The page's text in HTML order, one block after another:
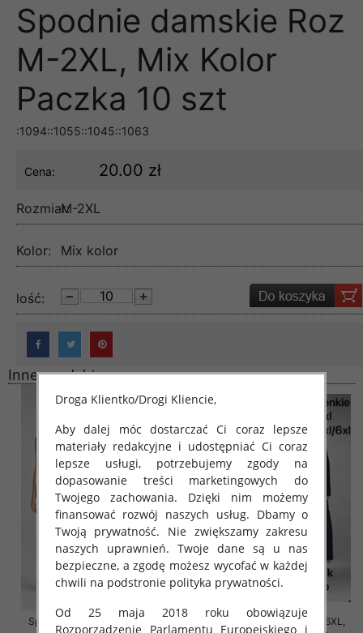
Spodnie damskie Roz
M-2XL, Mix Kolor
Paczka 10 szt
:1094::1055::1045::1063
Cena: 20.00 zł
Rozmiar:M-2XL
Kolor: Mix kolor
lość:
Inne produkty
Spodnie damskie Roz 2XL-6XL,
Spodnie damskie Roz 2XL-6XL,
Droga Klientko/Drogi Kliencie,
Aby dalej móc dostarczać Ci coraz lepsze
materiały redakcyjne i udostępniać Ci coraz
lepsze usługi, potrzebujemy zgody na
dopasowanie treści marketingowych do
Twojego zachowania. Dzięki nim możemy
finansować rozwój naszych usług. Dbamy o
Twoją prywatność. Nie zwiększamy zakresu
naszych uprawnień. Twoje dane są u nas
bezpieczne, a zgodę możesz wycofać w każdej
chwili na podstronie polityka prywatności.
Od 25 maja 2018 roku obowiązuje
Rozporządzenie Parlamentu Europejskiego i